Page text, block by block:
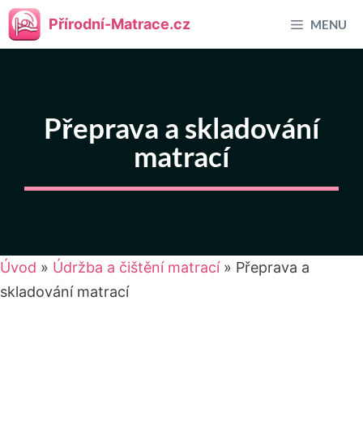
Přeskočit
na
Přírodní-Matrace.cz MENU
Přeprava a skladování
matrací
Úvod » Údržba a čištění matrací» Přeprava a
skladování matrací